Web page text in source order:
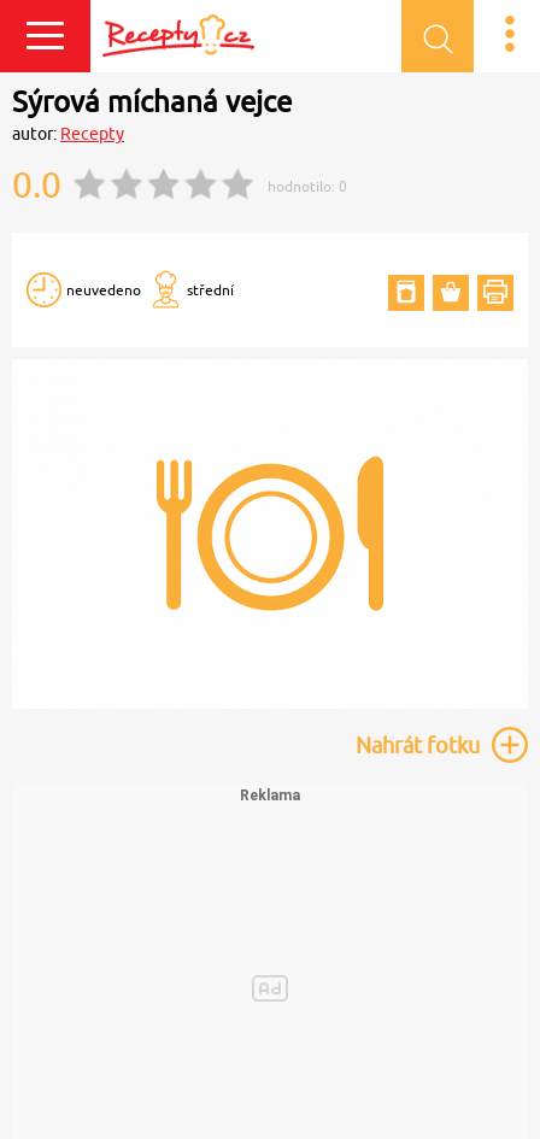
Přihlásit se
Sýrová míchaná vejce
autor: Recepty
0.0 hodnotilo: 0
neuvedeno střední
Nahrátfotku